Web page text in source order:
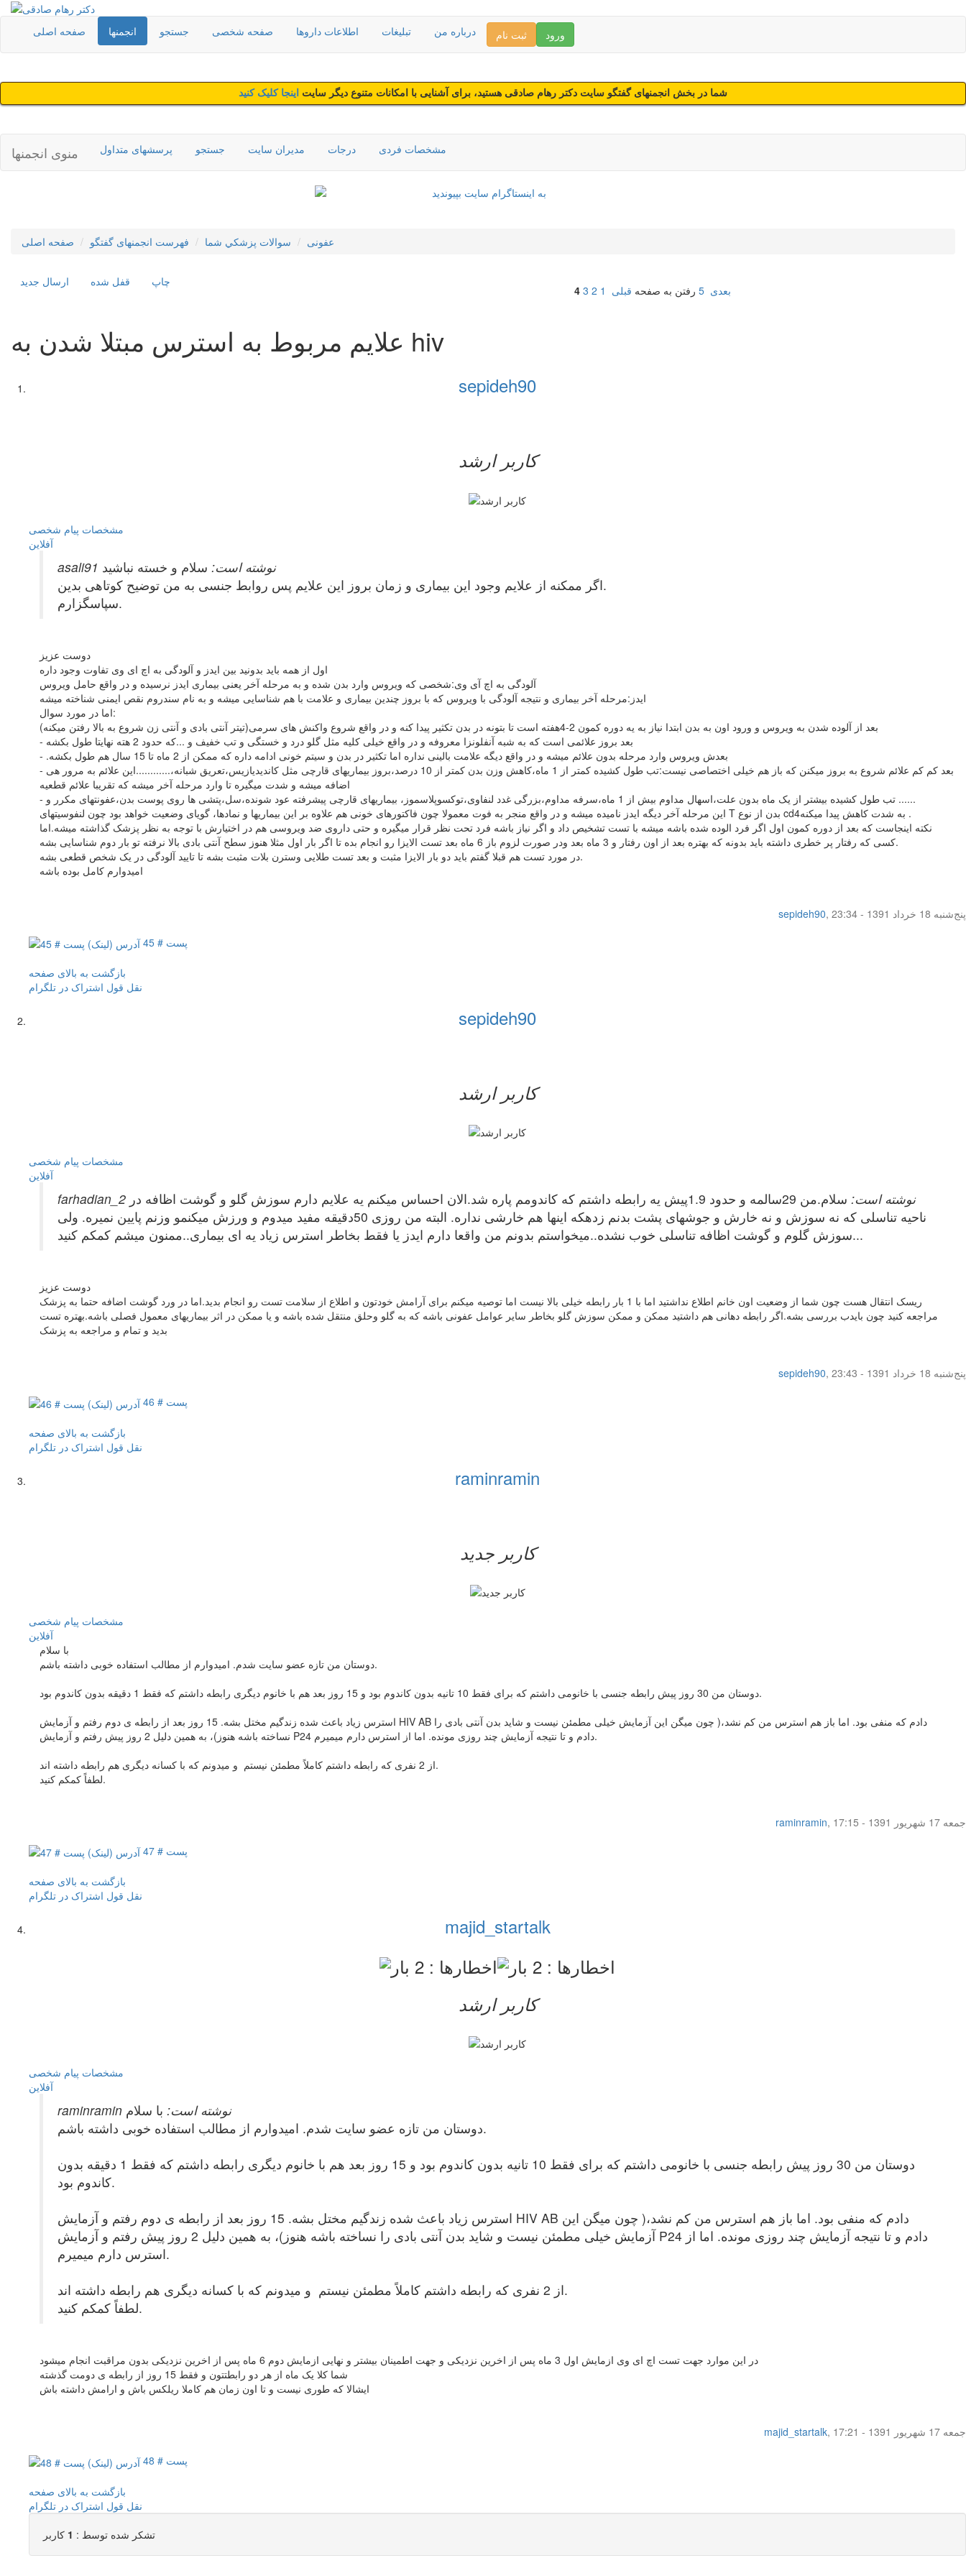
صفحه اصلی انجمنها جستجو صفحه شخصی اطلاعات داروها تبلیغات درباره من ثبت نام ورود
شما در بخش انجمنهای گفتگو سایت دکتر رهام صادقی هستید، برای آشنایی با امکانات متنوع دیگر سایت اینجا کلیک کنید
منوی انجمنها پرسشهای متداول جستجو مدیران سایت درجات مشخصات فردی
صفحه اصلی فهرست انجمنهای گفتگو سوالات پزشکي شما عفونی
ارسال جديد قفل شده چاپ
رفتن به صفحه قبلی 1
2
3
4 5 بعدی
علایم مربوط به استرس مبتلا شدن به hiv
sepideh90
کاربر ارشد
مشخصات پیام شخصی
آفلاين
asali91 نوشته است: سلام و خسته نباشید
اگر ممکنه از علایم وجود این بیماری و زمان بروز این علایم پس روابط جنسی به من توضیح کوتاهی بدین.
سپاسگزارم.
دوست عزیز
اول از همه باید بدونید بین ایدز و آلودگی به اچ ای وی تفاوت وجود داره
آلودگی به اچ آی وی:شخصی که ویروس وارد بدن شده و به مرحله آخر یعنی بیماری ایدز نرسیده و در واقع حامل ویروس
ایدز:مرحله آخر بیماری و نتیجه آلودگی با ویروس که با بروز چندین بیماری و علامت با هم شناسایی میشه و به نام سندروم نقص ایمنی شناخته میشه
اما در مورد سوال:
بعد از آلوده شدن به ویروس و ورود اون به بدن ابتدا نیاز به یه دوره کمون 2-4هفته است تا بتونه در بدن تکثیر پیدا کنه و در واقع شروع واکنش های سرمی(تیتر آنتی بادی و آنتی زن شروع به بالا رفتن میکنه)
- بعد بروز علائمی است که به شبه آنفلونزا معروفه و در واقع خیلی کلیه مثل گلو درد و خستگی و تب خفیف و ...که حدود 2 هته نهایتا طول بکشه
- .بعدش ویروس وارد مرحله بدون علائم میشه و در واقع دیگه علامت بالینی نداره اما تکثیر در بدن و سیتم خونی ادامه داره که ممکن از 2 ماه تا 15 سال هم طول بکشه
- بعد کم کم علائم شروع به بروز میکنن که باز هم خیلی اختصاصی نیست:تب طول کشیده کمتر از 1 ماه،کاهش وزن بدن کمتر از 10 درصد،بروز بیماریهای قارچی مثل کاندیدیازیس،تعریق شبانه،............این علائم به مرور هی
اضافه میشه و شدت میگیره تا وارد مرحله آخر میشه که تقریبا علائم قطعیه
- تب طول کشیده بیشتر از یک ماه بدون علت،اسهال مداوم بیش از 1 ماه،سرفه مداوم،بزرگی غدد لنفاوی،توکسوپلاسموز، بیماریهای قارچی پیشرفته عود شونده،سل،پتشی ها روی پوست بدن،عفونتهای مکرر و ......
این مرحله آخر دیگه ایدز نامیده میشه و در واقع منجر به فوت معمولا چون فاکتورهای خونی هم علاوه بر این بیماریها و نمادها، گویای وضعیت خواهد بود چون لنفوسیتهای T بدن از نوع cd4به شدت کاهش پیدا میکنه .
نکته اینجاست که بعد از دوره کمون اول اگر فرد الوده شده باشه میشه با تست تشخیص داد و اگر نیاز باشه فرد تحت نظر قرار میگیره و حتی داروی ضد ویروسی هم در اختیارش با توجه به نظر پزشک گذاشته میشه.اما
کسی که رفتار پر خطری داشته باید بدونه که بهتره بعد از اون رفتار و 3 ماه بعد ودر صورت لزوم باز 6 ماه بعد تست الایزا رو انجام بده تا اگر بار اول مثلا هنوز سطح آنتی بادی بالا نرفته تو بار دوم شناسایی بشه.
در مورد تست هم قبلا گفتم باید دو بار الایزا مثبت و بعد تست طلایی وسترن بلات مثبت بشه تا تایید آلودگی در یک شخص قطعی بشه.
امیدوارم کامل بوده باشه
sepideh90,
پنج‌شنبه 18 خرداد 1391 - 23:34
پست # 45
بازگشت به بالای صفحه
نقل قول اشتراک در تلگرام
sepideh90
کاربر ارشد
مشخصات پیام شخصی
آفلاين
farhadian_2 نوشته است:
سلام.من 29سالمه و حدود 1.9پیش یه رابطه داشتم که کاندومم پاره شد.الان احساس میکنم یه علایم دارم سوزش گلو و گوشت اظافه در
ناحیه تناسلی که نه سوزش و نه خارش و جوشهای پشت بدنم زدهکه اینها هم خارشی نداره. البته من روزی 50دقیقه مفید میدوم و ورزش میکنمو وزنم پایین نمیره. ولی
سوزش گلوم و گوشت اظافه تناسلی خوب نشده..میخواستم بدونم من واقعا دارم ایدز یا فقط بخاطر استرس زیاد یه ای بیماری..ممنون میشم کمکم کنید...
دوست عزیز
ریسک انتقال هست چون شما از وضعیت اون خانم اطلاع نداشتید اما با 1 بار رابطه خیلی بالا نیست اما توصیه میکنم برای آرامش خودتون و اطلاع از سلامت تست رو انجام بدید.اما در ورد گوشت اضافه حتما به پزشک
مراجعه کنید چون بایدب بررسی بشه.اگر رابطه دهانی هم داشتید ممکن و ممکن سوزش گلو بخاطر سایر عوامل عفونی باشه که به گلو وحلق منتقل شده باشه و یا ممکن در اثر بیماریهای معمول فصلی باشه.بهتره تست
بدید و تمام و مراجعه به پزشک
sepideh90,
پنج‌شنبه 18 خرداد 1391 - 23:43
پست # 46
بازگشت به بالای صفحه
نقل قول اشتراک در تلگرام
raminramin
کاربر جدید
مشخصات پیام شخصی
آفلاين
با سلام
دوستان من تازه عضو سایت شدم. امیدوارم از مطالب استفاده خوبی داشته باشم.
دوستان من 30 روز پیش رابطه جنسی با خانومی داشتم که برای فقط 10 تانیه بدون کاندوم بود و 15 روز بعد هم با خانوم دیگری رابطه داشتم که فقط 1 دقیقه بدون کاندوم بود.
استرس زیاد باعث شده زندگیم مختل بشه. 15 روز بعد از رابطه ی دوم رفتم و آزمایش HIV AB دادم که منفی بود. اما باز هم استرس من کم نشد،( چون میگن این آزمایش خیلی مطمئن نیست و شاید بدن آنتی بادی را
نساخته باشه هنوز)، به همین دلیل 2 روز پیش رفتم و آزمایش P24 دادم و تا نتیجه آزمایش چند روزی مونده. اما از استرس دارم میمیرم.
از 2 نفری که رابطه داشتم کاملاً مطمئن نیستم و میدونم که با کسانه دیگری هم رابطه داشته اند.
لطفاً کمکم کنید.
raminramin,
جمعه 17 شهریور 1391 - 17:15
پست # 47
بازگشت به بالای صفحه
نقل قول اشتراک در تلگرام
majid_startalk
کاربر ارشد
مشخصات پیام شخصی
آفلاين
raminramin نوشته است: با سلام
دوستان من تازه عضو سایت شدم. امیدوارم از مطالب استفاده خوبی داشته باشم.
دوستان من 30 روز پیش رابطه جنسی با خانومی داشتم که برای فقط 10 تانیه بدون کاندوم بود و 15 روز بعد هم با خانوم دیگری رابطه داشتم که فقط 1 دقیقه بدون
کاندوم بود.
استرس زیاد باعث شده زندگیم مختل بشه. 15 روز بعد از رابطه ی دوم رفتم و آزمایش HIV AB دادم که منفی بود. اما باز هم استرس من کم نشد،( چون میگن این
آزمایش خیلی مطمئن نیست و شاید بدن آنتی بادی را نساخته باشه هنوز)، به همین دلیل 2 روز پیش رفتم و آزمایش P24 دادم و تا نتیجه آزمایش چند روزی مونده. اما از
استرس دارم میمیرم.
از 2 نفری که رابطه داشتم کاملاً مطمئن نیستم و میدونم که با کسانه دیگری هم رابطه داشته اند.
لطفاً کمکم کنید.
در این موارد جهت تست اچ ای وی ازمایش اول 3 ماه پس از اخرین نزدیکی و جهت اطمینان بیشتر و نهایی ازمایش دوم 6 ماه پس از اخرین نزدیکی بدون مراقبت انجام میشود
شما کلا یک ماه از هر دو رابطتتون و فقط 15 روز از رابطه ی دومت گذشته
ایشالا که طوری نیست و تا اون زمان هم کاملا ریلکس باش و ارامش داشته باش
majid_startalk,
جمعه 17 شهریور 1391 - 17:21
پست # 48
بازگشت به بالای صفحه
نقل قول اشتراک در تلگرام
تشکر شده توسط : 1 کاربر